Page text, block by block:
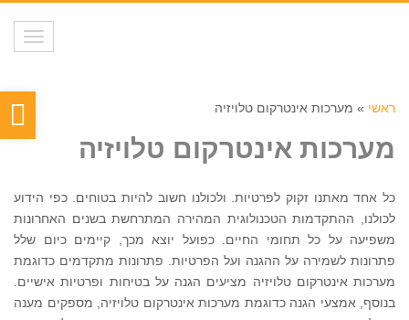
ראשי » מערכות אינטרקום טלויזיה
מערכות אינטרקום טלויזיה
כל אחד מאתנו זקוק לפרטיות. ולכולנו חשוב להיות בטוחים. כפי הידוע
לכולנו, ההתקדמות הטכנולוגית המהירה המתרחשת בשנים האחרונות
משפיעה על כל תחומי החיים. כפועל יוצא מכך, קיימים כיום שלל
פתרונות לשמירה על ההגנה ועל הפרטיות. פתרונות מתקדמים כדוגמת
מערכות אינטרקום טלויזיה מציעים הגנה על בטיחות ופרטיות אישיים.
בנוסף, אמצעי הגנה כדוגמת מערכות אינטרקום טלויזיה, מספקים מענה